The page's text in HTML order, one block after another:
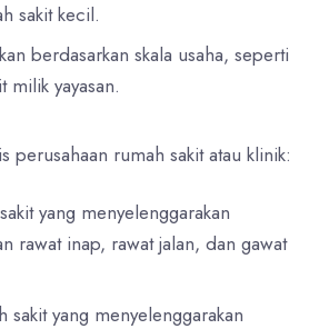
sakit kecil.
berdasarkan skala usaha, seperti
milik yayasan.
perusahaan rumah sakit atau klinik:
yang menyelenggarakan
rawat inap, rawat jalan, dan gawat
sakit yang menyelenggarakan